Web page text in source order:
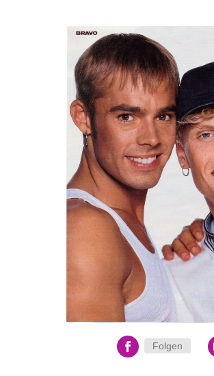
Folgen